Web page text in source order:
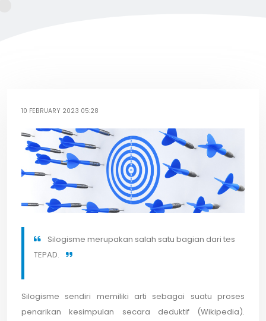
10 FEBRUARY 2023 05:28
Silogisme merupakan salah satu bagian dari tes
TEPAD.
Silogisme sendiri memiliki arti sebagai suatu proses
penarikan kesimpulan secara deduktif (Wikipedia).